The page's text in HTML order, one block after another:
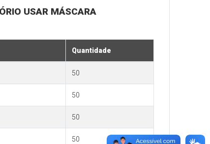
USAR MÁSCARA
Quantidade
50
50
50
50